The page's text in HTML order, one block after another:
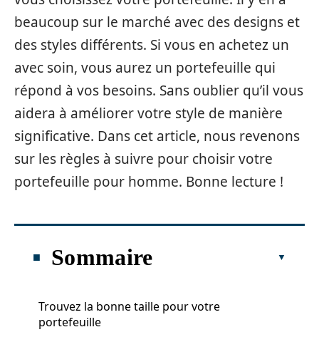
beaucoup sur le marché avec des designs et
des styles différents. Si vous en achetez un
avec soin, vous aurez un portefeuille qui
répond à vos besoins. Sans oublier qu’il vous
aidera à améliorer votre style de manière
significative. Dans cet article, nous revenons
sur les règles à suivre pour choisir votre
portefeuille pour homme. Bonne lecture !
Sommaire
Trouvez la bonne taille pour votre
portefeuille